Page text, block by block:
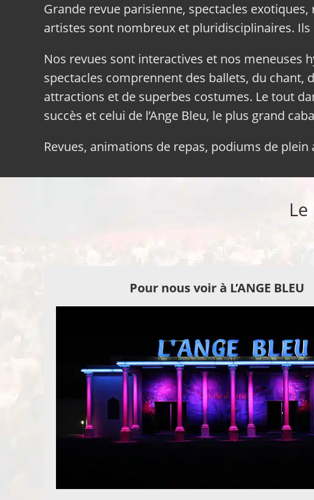
Grande revue parisienne, spectacles
artistes sont nombreux et pluridisciplinaires. Ils
Nos revues sont interactives et nos meneuses
spectacles comprennent des ballets, du chant,
attractions et de superbes costumes. Le tout
succès et celui de l’Ange Bleu, le plus grand
Revues, animations de repas, podiums de
Pour nous voir à L’ANGE BLEU